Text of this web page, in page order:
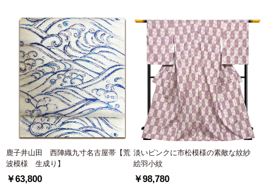
鹿子井山田 西陣織九寸名古屋帯【荒
波模様 生成り】
￥63,800
淡いピンクに市松模様の素敵な紋紗
絵羽小紋
￥98,780